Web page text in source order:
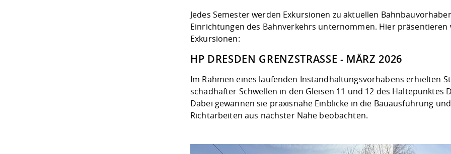
Jedes Semester werden Exkursionen zu aktuellen
Einrichtungen des Bahnverkehrs unternommen. Hier
Exkursionen:
HP DRESDEN GRENZSTRASSE - MÄRZ 2026
Im Rahmen eines laufenden Instandhaltungsvorhabens erhielten
schadhafter Schwellen in den Gleisen 11 und 12 des Haltepunktes
Dabei gewannen sie praxisnahe Einblicke in die Bauausführung
Richtarbeiten aus nächster Nähe beobachten.